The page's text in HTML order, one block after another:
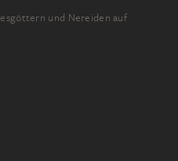
und Nereiden auf